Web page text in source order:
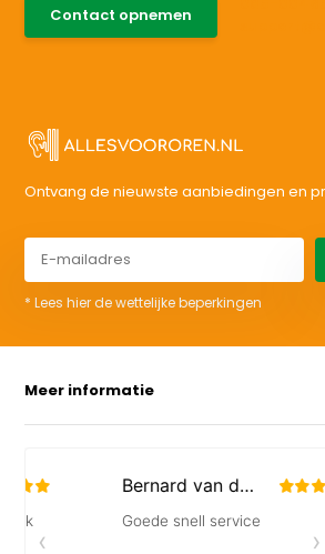
Contact opnemen
Ontvang de nieuwste aanbiedingen en
* Lees hier de wettelijke beperkingen
Meer informatie